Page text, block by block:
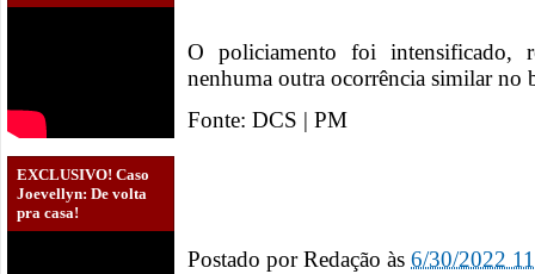
EXCLUSIVO! Caso
Joevellyn: De volta
pra casa!
O policiamento foi intensificado,
nenhuma outra ocorrência similar no
Fonte: DCS | PM
Postado porRedação às 6/30/2022